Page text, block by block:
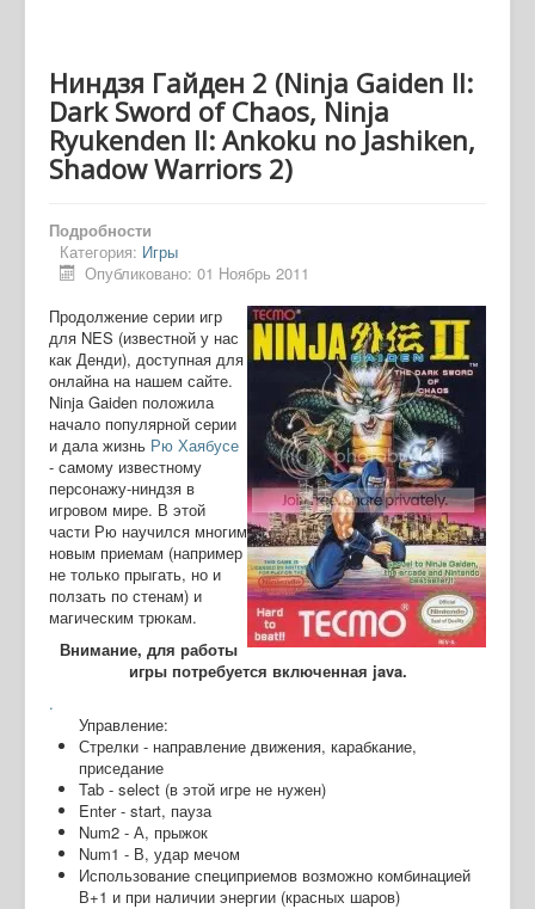
Ниндзя Гайден 2 (Ninja Gaiden II:
Dark Sword of Chaos, Ninja
Ryukenden II: Ankoku no Jashiken,
Shadow Warriors 2)
Подробности
Категория: Игры
Опубликовано: 01 Ноябрь 2011
Продолжение серии игр
для NES (известной у нас
как Денди), доступная для
онлайна на нашем сайте.
Ninja Gaiden положила
начало популярной серии
и дала жизнь Рю Хаябусе
- самому известному
персонажу-ниндзя в
игровом мире. В этой
части Рю научился многим
новым приемам (например
не только прыгать, но и
ползать по стенам) и
магическим трюкам.
Внимание, для работы
игры потребуется включенная java.
.
Управление:
Стрелки - направление движения, карабкание,
приседание
Tab - select (в этой игре не нужен)
Enter - start, пауза
Num2 - А, прыжок
Num1 - В, удар мечом
Использование специприемов возможно комбинацией
В+1 и при наличии энергии (красных шаров)